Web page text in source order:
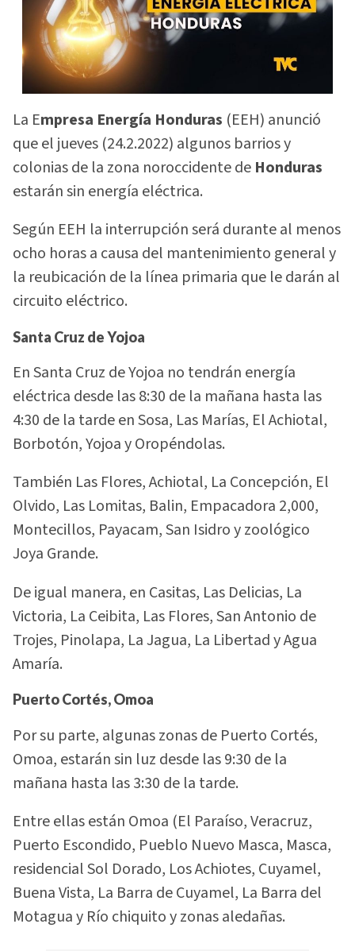
La Empresa Energía Honduras (EEH) anunció
que el jueves (24.2.2022) algunos barrios y
colonias de la zona noroccidente de Honduras
estarán sin energía eléctrica.
Según EEH la interrupción será durante al menos
ocho horas a causa del mantenimiento general y
la reubicación de la línea primaria que le darán al
circuito eléctrico.
Santa Cruz de Yojoa
En Santa Cruz de Yojoa no tendrán energía
eléctrica desde las 8:30 de la mañana hasta las
4:30 de la tarde en Sosa, Las Marías, El Achiotal,
Borbotón, Yojoa y Oropéndolas.
También Las Flores, Achiotal, La Concepción, El
Olvido, Las Lomitas, Balin, Empacadora 2,000,
Montecillos, Payacam, San Isidro y zoológico
Joya Grande.
De igual manera, en Casitas, Las Delicias, La
Victoria, La Ceibita, Las Flores, San Antonio de
Trojes, Pinolapa, La Jagua, La Libertad y Agua
Amaría.
Puerto Cortés, Omoa
Por su parte, algunas zonas de Puerto Cortés,
Omoa, estarán sin luz desde las 9:30 de la
mañana hasta las 3:30 de la tarde.
Entre ellas están Omoa (El Paraíso, Veracruz,
Puerto Escondido, Pueblo Nuevo Masca, Masca,
residencial Sol Dorado, Los Achiotes, Cuyamel,
Buena Vista, La Barra de Cuyamel, La Barra del
Motagua y Río chiquito y zonas aledañas.